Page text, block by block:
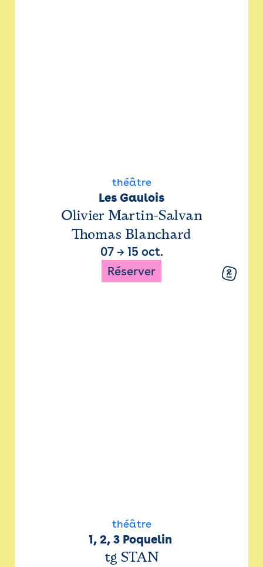
théâtre
Les Gaulois
Olivier Martin-Salvan
Thomas Blanchard
07→ 15 oct.
Réserver
théâtre
1, 2, 3 Poquelin
tg STAN